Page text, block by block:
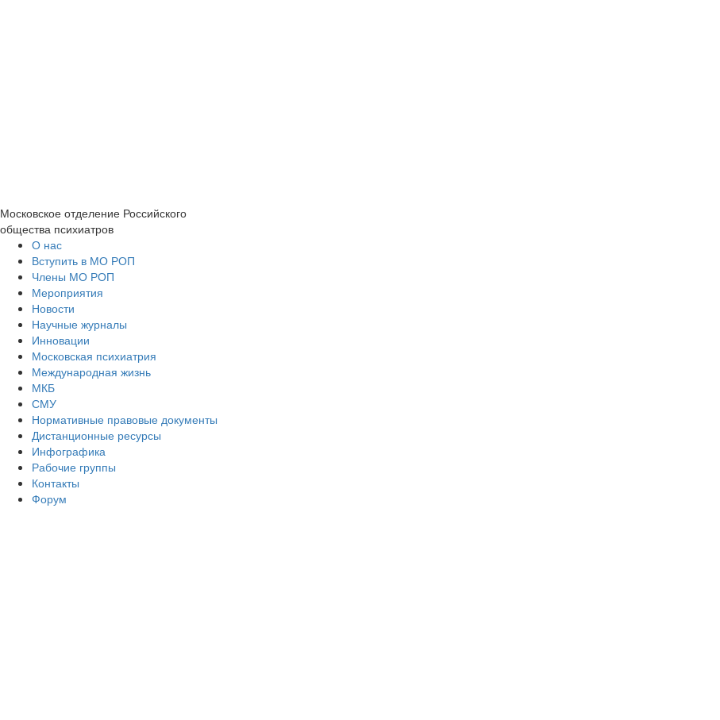
Московское отделение Российского
общества психиатров
О нас
Вступить в МО РОП
Члены МО РОП
Мероприятия
Новости
Научные журналы
Инновации
Московская психиатрия
Международная жизнь
МКБ
СМУ
Нормативные правовые документы
Дистанционные ресурсы
Инфографика
Рабочие группы
Контакты
Форум